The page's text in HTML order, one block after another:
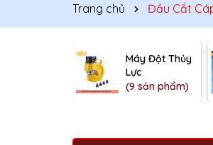
Trang chủ Đầu Cắt
Máy Đột Thủy
Lực
(9 sản phẩm)